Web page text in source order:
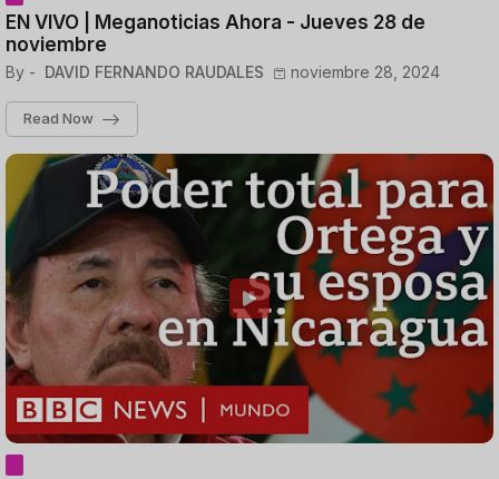
EN VIVO | Meganoticias Ahora - Jueves 28 de
noviembre
By - DAVID FERNANDO RAUDALES noviembre 28, 2024
Read Now